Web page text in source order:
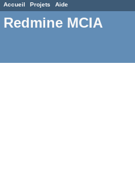
Accueil Projets Aide
Redmine MCIA